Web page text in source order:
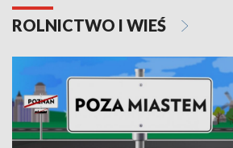
ROLNICTWO I WIEŚ